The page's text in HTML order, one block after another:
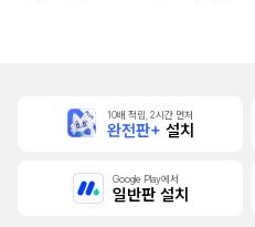
10배 적립, 2시간 먼저
완전판+ 설치
Google Play에서
일반판 설치